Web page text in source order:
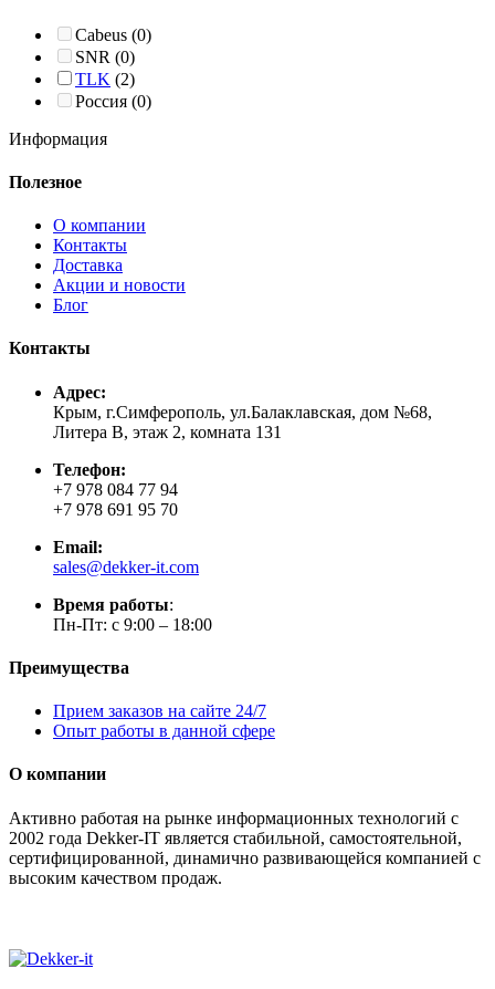
Cabeus (0)
SNR (0)
TLK (2)
Россия (0)
Информация
Полезное
О компании
Контакты
Доставка
Акции и новости
Блог
Контакты
Адрес:
Крым, г.Симферополь, ул.Балаклавская, дом №68,
Литера В, этаж 2, комната 131
Телефон:
+7 978 084 77 94
+7 978 691 95 70
Email:
sales@dekker-it.com
Время работы:
Пн-Пт: с 9:00 – 18:00
Преимущества
Прием заказов на сайте 24/7
Опыт работы в данной сфере
О компании
Активно работая на рынке информационных технологий с
2002 года Dekker-IT является стабильной, самостоятельной,
сертифицированной, динамично развивающейся компанией с
высоким качеством продаж.